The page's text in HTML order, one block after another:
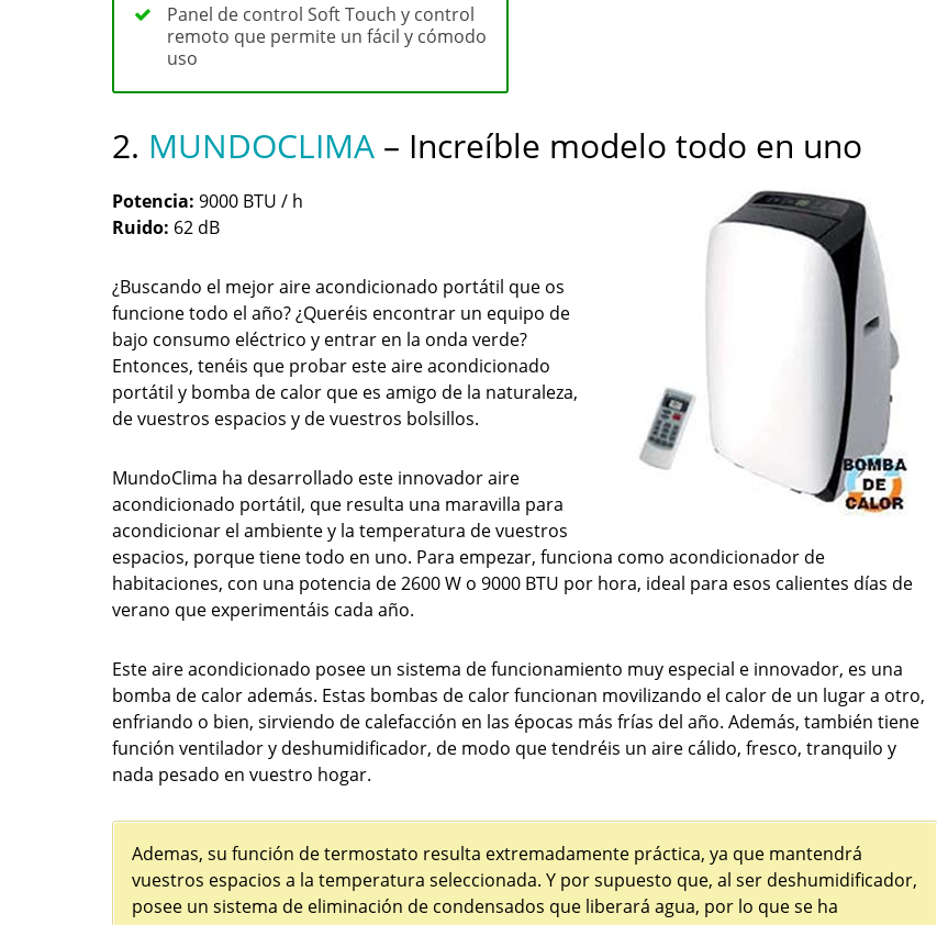
Panel de control Soft Touch y control
remoto que permite un fácil y cómodo
uso
2. MUNDOCLIMA – Increíble modelo todo en uno
Potencia: 9000 BTU / h
Ruido: 62 dB
¿Buscando el mejor aire acondicionado portátil que os
funcione todo el año? ¿Queréis encontrar un equipo de
bajo consumo eléctrico y entrar en la onda verde?
Entonces, tenéis que probar este aire acondicionado
portátil y bomba de calor que es amigo de la naturaleza,
de vuestros espacios y de vuestros bolsillos.
MundoClima ha desarrollado este innovador aire
acondicionado portátil, que resulta una maravilla para
acondicionar el ambiente y la temperatura de vuestros
espacios, porque tiene todo en uno. Para empezar, funciona como acondicionador de
habitaciones, con una potencia de 2600 W o 9000 BTU por hora, ideal para esos calientes días de
verano que experimentáis cada año.
Este aire acondicionado posee un sistema de funcionamiento muy especial e innovador, es una
bomba de calor además. Estas bombas de calor funcionan movilizando el calor de un lugar a otro,
enfriando o bien, sirviendo de calefacción en las épocas más frías del año. Además, también tiene
función ventilador y deshumidificador, de modo que tendréis un aire cálido, fresco, tranquilo y
nada pesado en vuestro hogar.
Ademas, su función de termostato resulta extremadamente práctica, ya que mantendrá
vuestros espacios a la temperatura seleccionada. Y por supuesto que, al ser deshumidificador,
posee un sistema de eliminación de condensados que liberará agua, por lo que se ha